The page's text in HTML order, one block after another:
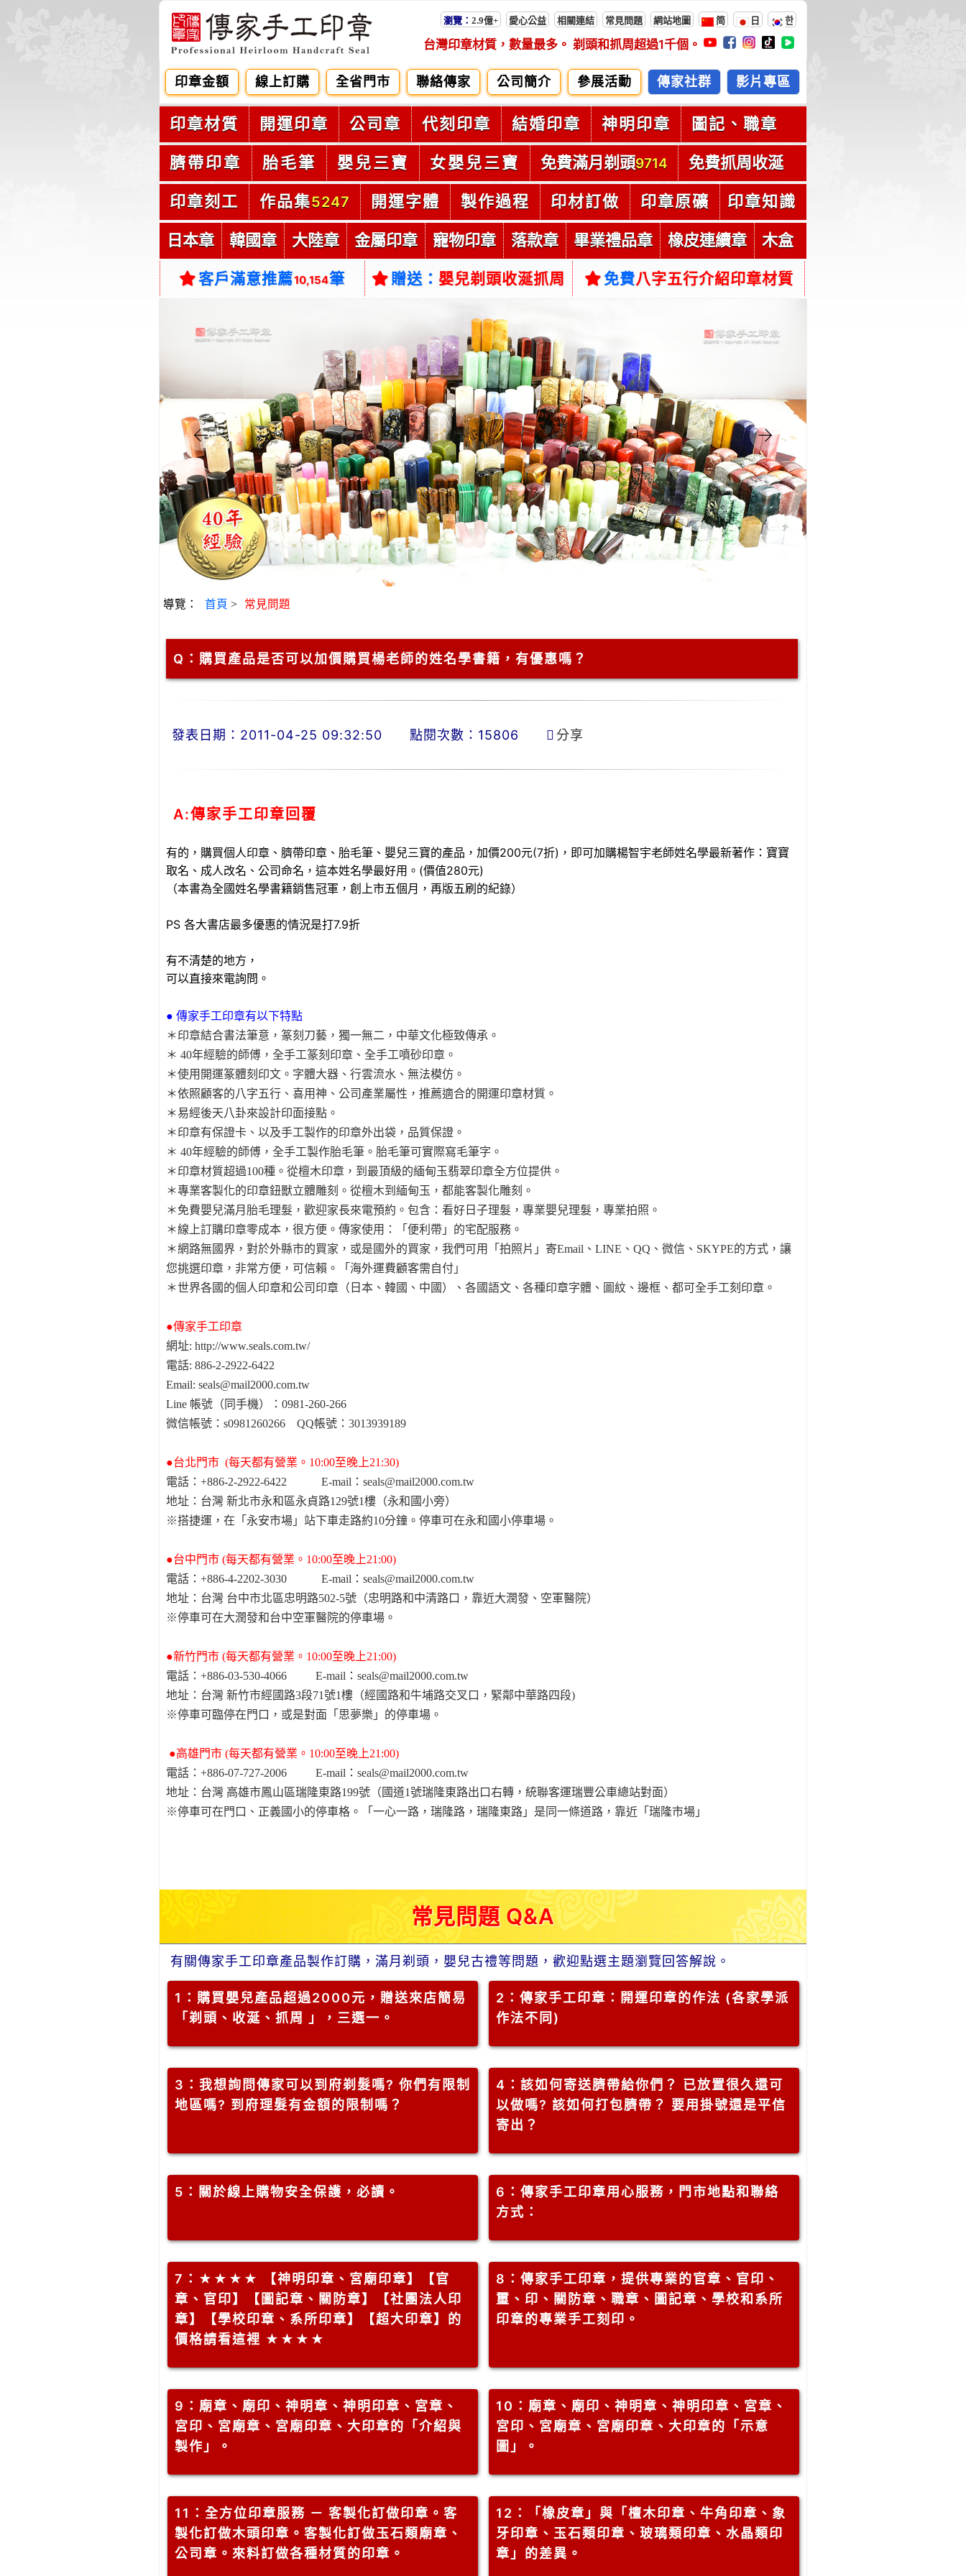
瀏覽： 2.9億+ 愛心公益 相關連結 常見問題 網站地圖 简 日 한
台灣印章材質，數量最多。 剃頭和抓周超過1千個。
印章金額 線上訂購 全省門市 聯絡傳家 公司簡介 參展活動 傳家社群 影片專區
印章材質 開運印章 公司章 代刻印章 結婚印章 神明印章 圖記、職章
臍帶印章 胎毛筆 嬰兒三寶 女嬰兒三寶 免費滿月剃頭9714 免費抓周收涎
印章刻工 作品集5247 開運字體 製作過程 印材訂做 印章原礦 印章知識
日本章 韓國章 大陸章 金屬印章 寵物印章 落款章 畢業禮品章 橡皮連續章 木盒
客戶滿意推薦10,154筆 贈送： 嬰兒剃頭收涎抓周 免費八字五行介紹印章材質
導覽： 首頁 > 常見問題
Q： 購買產品是否可以加價購買楊老師的姓名學書籍，有優惠嗎？
發表日期：2011-04-25 09:32:50 點閱次數：15806 分享
A:傳家手工印章回覆
有的， 購買個人印章、臍帶印章、胎毛筆、嬰兒三寶的產品， 加價200元(7折)， 即可加購楊智宇老師姓名學最新著作：寶寶
取名、成人改名、公司命名，這本姓名學最好用。 (價值280元)
（本書為全國姓名學書籍銷售冠軍，創上市五個月，再版五刷的紀錄）
PS 各大書店最多優惠的情況是打7.9折
有不清楚的地方，
可以直接來電詢問。
● 傳家手工印章有以下特點
＊印章結合書法筆意，篆刻刀藝，獨一無二，中華文化極致傳承。
＊ 40年經驗的師傅，全手工篆刻印章、全手工噴砂印章。
＊使用開運篆體刻印文。字體大器、行雲流水、無法模仿。
＊依照顧客的八字五行、喜用神、公司產業屬性，推薦適合的開運印章材質。
＊易經後天八卦來設計印面接點。
＊印章有保證卡、以及手工製作的印章外出袋，品質保證。
＊ 40年經驗的師傅，全手工製作胎毛筆。胎毛筆可實際寫毛筆字。
＊印章材質超過100種。從檀木印章，到最頂級的緬甸玉翡翠印章全方位提供。
＊專業客製化的印章鈕獸立體雕刻。從檀木到緬甸玉，都能客製化雕刻。
＊免費嬰兒滿月胎毛理髮，歡迎家長來電預約。包含：看好日子理髮，專業嬰兒理髮，專業拍照。
＊線上訂購印章零成本，很方便。傳家使用：「便利帶」的宅配服務。
＊網路無國界，對於外縣市的買家，或是國外的買家，我們可用「拍照片」寄Email、LINE、QQ、微信、SKYPE的方式，讓
您挑選印章，非常方便，可信賴。「海外運費顧客需自付」
＊世界各國的個人印章和公司印章（日本、韓國、中國）、各國語文、各種印章字體、圖紋、邊框、都可全手工刻印章。
●傳家手工印章
網址: http://www.seals.com.tw/
電話: 886-2-2922-6422
Email: seals@mail2000.com.tw
Line 帳號（同手機）：0981-260-266
微信帳號：s0981260266 QQ帳號：3013939189
●台北門市 (每天都有營業。10:00至晚上21:30)
電話：+886-2-2922-6422 E-mail：seals@mail2000.com.tw
地址：台灣 新北市永和區永貞路129號1樓（永和國小旁）
※搭捷運，在「永安市場」站下車走路約10分鐘。停車可在永和國小停車場。
●台中門市 (每天都有營業。10:00至晚上21:00)
電話：+886-4-2202-3030 E-mail：seals@mail2000.com.tw
地址：台灣 台中市北區忠明路502-5號（忠明路和中清路口，靠近大潤發、空軍醫院）
※停車可在大潤發和台中空軍醫院的停車場。
●新竹門市 (每天都有營業。10:00至晚上21:00)
電話：+886-03-530-4066 E-mail：seals@mail2000.com.tw
地址：台灣 新竹市經國路3段71號1樓（經國路和牛埔路交叉口，緊鄰中華路四段)
※停車可臨停在門口，或是對面「思夢樂」的停車場。
●高雄門市 (每天都有營業。10:00至晚上21:00)
電話：+886-07-727-2006 E-mail：seals@mail2000.com.tw
地址：台灣 高雄市鳳山區瑞隆東路199號（國道1號瑞隆東路出口右轉，統聯客運瑞豐公車總站對面）
※停車可在門口、正義國小的停車格。「一心一路，瑞隆路，瑞隆東路」是同一條道路，靠近「瑞隆市場」
常見問題 Q&A
有關傳家手工印章產品製作訂購，滿月剃頭，嬰兒古禮等問題，歡迎點選主題瀏覽回答解說。
1 ：購買嬰兒產品超過2000元，贈送來店簡易
「剃頭、收涎、抓周 」，三選一。
2 ：傳家手工印章：開運印章的作法 (各家學派
作法不同)
3 ：我想詢問傳家可以到府剃髮嗎? 你們有限制
地區嗎? 到府理髮有金額的限制嗎？
4 ：該如何寄送臍帶給你們？ 已放置很久還可
以做嗎? 該如何打包臍帶？ 要用掛號還是平信
寄出？
5 ：關於線上購物安全保護，必讀。 6 ：傳家手工印章用心服務，門市地點和聯絡
方式：
7 ：★★★★ 【神明印章、宮廟印章】【官
章、官印】【圖記章、關防章】【社團法人印
章】【學校印章、系所印章】【超大印章】的
價格請看這裡 ★★★★
8 ：傳家手工印章，提供專業的官章、官印、
璽、印、關防章、職章、圖記章、學校和系所
印章的專業手工刻印。
9 ：廟章、廟印、神明章、神明印章、宮章、
宮印、宮廟章、宮廟印章、大印章的「介紹與
製作」。
10 ：廟章、廟印、神明章、神明印章、宮章、
宮印、宮廟章、宮廟印章、大印章的「示意
圖」。
11 ：全方位印章服務 － 客製化訂做印章。客
製化訂做木頭印章。客製化訂做玉石類廟章、
公司章。來料訂做各種材質的印章。
12 ：「橡皮章」與「檀木印章、牛角印章、象
牙印章、玉石類印章、玻璃類印章、水晶類印
章」的差異。